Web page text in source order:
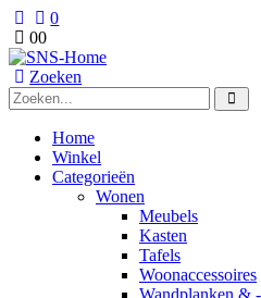
0
00
Zoeken
Home
Winkel
Categorieën
Wonen
Meubels
Kasten
Tafels
Woonaccessoires
Wandplanken &